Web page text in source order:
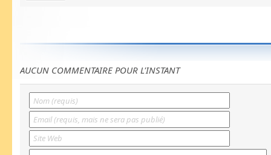
AUCUN COMMENTAIRE POUR L'INSTANT